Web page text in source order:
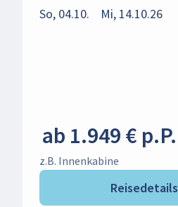
So, 04.10. Mi, 14.10.26
ab 1.949 € p.P.
z.B. Innenkabine
Reisedetails